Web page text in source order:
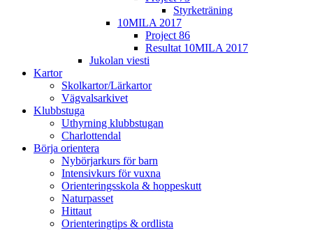
Styrketräning
10MILA 2017
Project 86
Resultat 10MILA 2017
Jukolan viesti
Kartor
Skolkartor/Lärkartor
Vägvalsarkivet
Klubbstuga
Uthyrning klubbstugan
Charlottendal
Börja orientera
Nybörjarkurs för barn
Intensivkurs för vuxna
Orienteringsskola & hoppeskutt
Naturpasset
Hittaut
Orienteringtips & ordlista